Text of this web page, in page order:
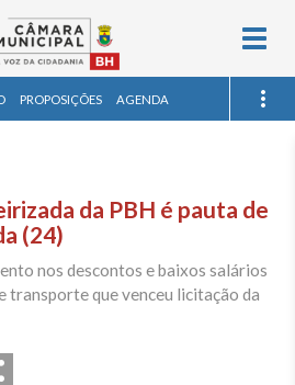
PROPOSIÇÕES AGENDA
da PBH é pauta de
(24)
nos descontos e baixos salários
transporte que venceu licitação da